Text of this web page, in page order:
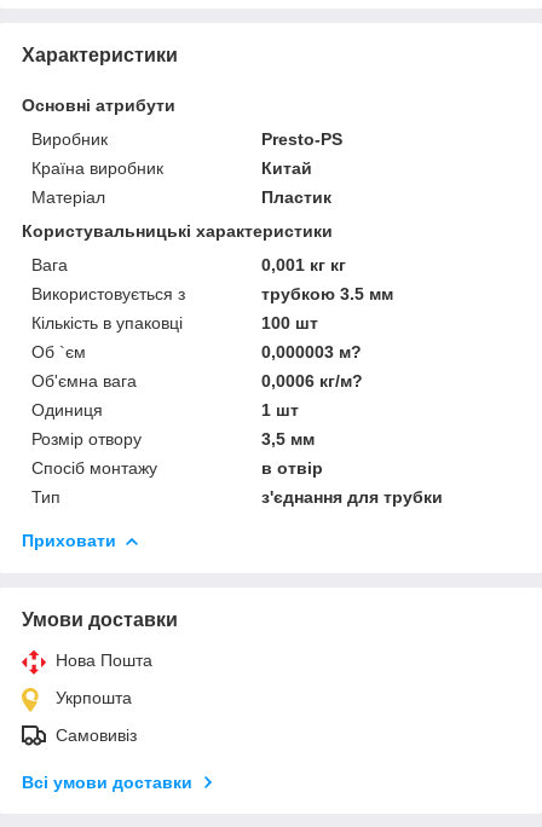
Характеристики
Основні атрибути
Виробник
Presto-PS
Країна виробник
Китай
Матеріал
Пластик
Користувальницькі характеристики
Вага
0,001 кг кг
Використовується з
трубкою 3.5 мм
Кількість в упаковці
100 шт
Об `єм
0,000003 м?
Об'ємна вага
0,0006 кг/м?
Одиниця
1 шт
Розмір отвору
3,5 мм
Спосіб монтажу
в отвір
Тип
з'єднання для трубки
Приховати
Умови доставки
Нова Пошта
Укрпошта
Самовивіз
Всі умови доставки